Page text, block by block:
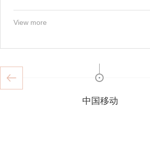
View more
中国移动